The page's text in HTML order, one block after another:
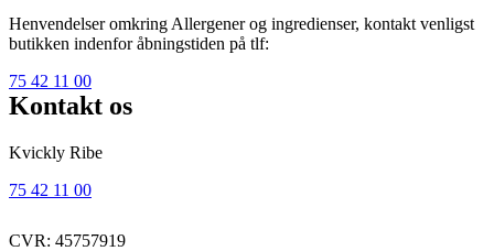
Henvendelser omkring Allergener og ingredienser, kontakt venligst
butikken indenfor åbningstiden på tlf:
75 42 11 00
Kontakt os
Kvickly Ribe
75 42 11 00
CVR: 45757919